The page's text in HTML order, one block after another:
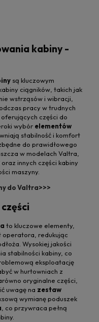
kabiny -
są kluczowym
ciągników, takich jak
wstrząsów i wibracji,
pracy w trudnych
części do
wybór elementów
stabilność i komfort
do prawidłowego
w modelach Valtra,
oraz innych części kabiny
maszyny.
do Valtra>>>
to kluczowe elementy,
operatora, redukując
Wysokiej jakości
stabilności kabiny, co
eksploatację
w hurtowniach z
oryginalne części,
uwagę na zestaw
wymianę poduszek
, co przywraca pełną